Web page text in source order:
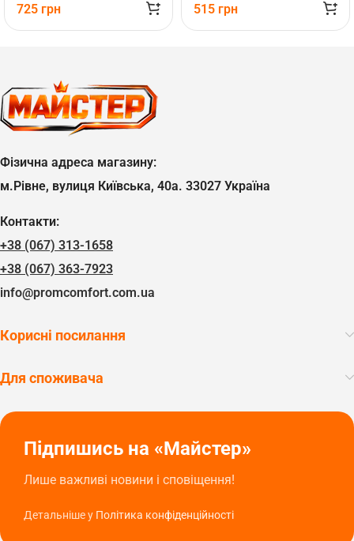
725 грн 515 грн
Фізична адреса магазину:
м.Рівне, вулиця Київська, 40а. 33027 Україна
Контакти:
+38 (067) 313-1658
+38 (067) 363-7923
info@promcomfort.com.ua
Корисні посилання
Для споживача
Підпишись на «Майстер»
Лише важливі новини і сповіщення!
Детальніше у Політика конфіденційності